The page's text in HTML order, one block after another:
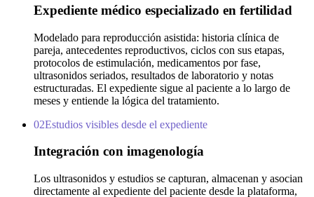
Expediente médico especializado en fertilidad
Modelado para reproducción asistida: historia clínica de
pareja, antecedentes reproductivos, ciclos con sus etapas,
protocolos de estimulación, medicamentos por fase,
ultrasonidos seriados, resultados de laboratorio y notas
estructuradas. El expediente sigue al paciente a lo largo de
meses y entiende la lógica del tratamiento.
02Estudios visibles desde el expediente
Integración con imagenología
Los ultrasonidos y estudios se capturan, almacenan y asocian
directamente al expediente del paciente desde la plataforma,